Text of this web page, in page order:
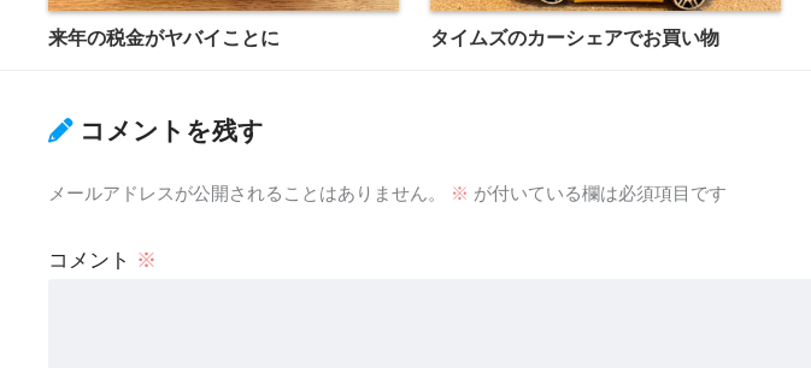
来年の税金がヤバイことに タイムズのカーシェアでお買い物
コメントを残す
メールアドレスが公開されることはありません。 ※ が付いている欄は必須項目です
コメント ※